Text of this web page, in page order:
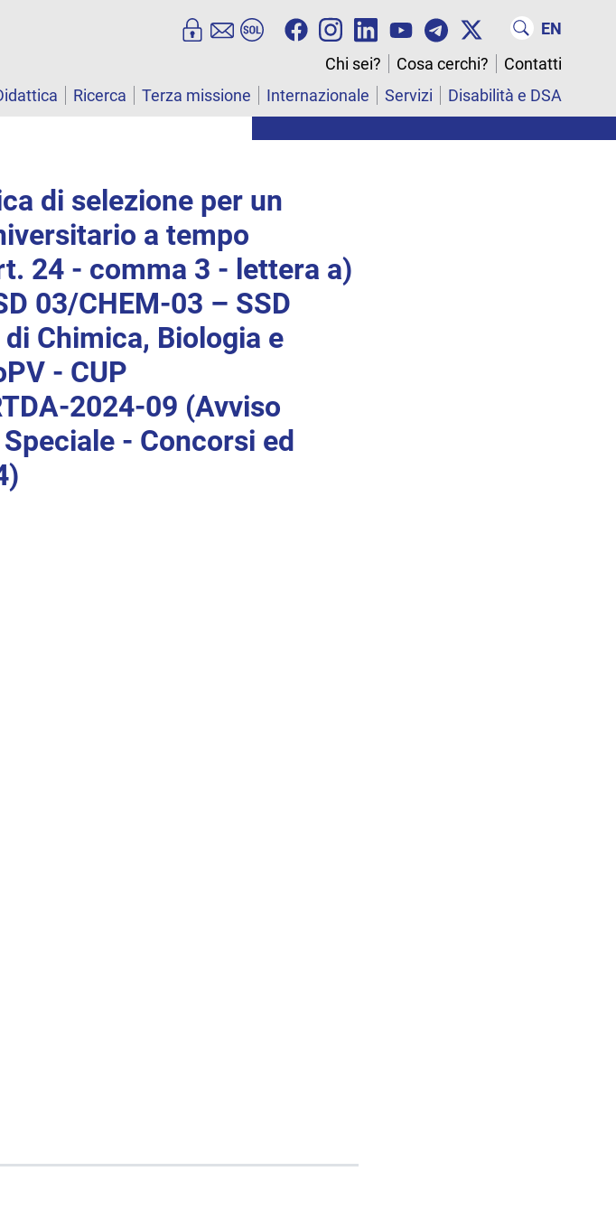
EN
Chi sei?
Cosa cerchi?
Contatti
Ricerca Terza missione Internazionale Servizi Disabilità e DSA
di selezione per un
a tempo
24 - comma 3 - lettera a)
03/CHEM-03 – SSD
Chimica, Biologia e
- CUP
2024-09 (Avviso
- Concorsi ed